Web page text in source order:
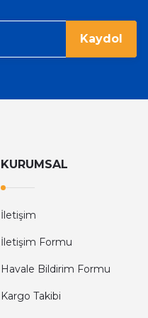
Kaydol
KURUMSAL
İletişim
İletişim Formu
Havale Bildirim Formu
Kargo Takibi